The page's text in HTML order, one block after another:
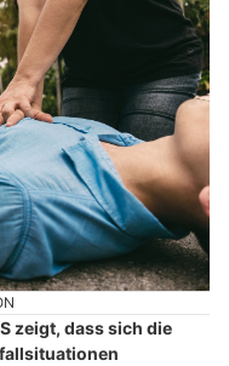
zeigt, dass sich die